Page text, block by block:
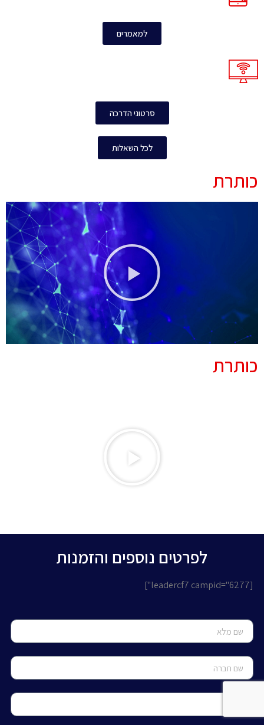
למאמרים
סרטוני הדרכה
לכל השאלות
כותרת
כותרת
לפרטים נוספים והזמנות
[leadercf7 campid="6277"]